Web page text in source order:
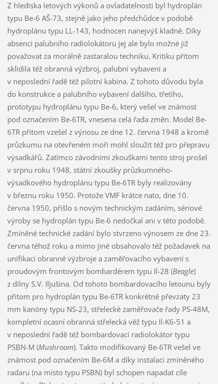
Z hlediska letových výkonů a ovladatelnosti byl hydroplán
typu Be-6 AŠ-73, stejně jako jeho předchůdce v podobě
hydroplánu typu LL-143, hodnocen nanejvýš kladně. Díky
absenci palubního radiolokátoru jej ale bylo možné již
považovat za morálně zastaralou techniku. Kritiku přitom
sklidila též obranná výzbroj, palubní vybavení a
v neposlední řadě též pilotní kabina. Z tohoto důvodu byla
do konstrukce a palubního vybavení dalšího, třetího,
prototypu hydroplánu typu Be-6, který vešel ve známost
pod označením Be-6TR, vnesena celá řada změn. Model Be-
6TR přitom vzešel z výnosu ze dne 12. června 1948 a kromě
průzkumu na otevřeném moři mohl sloužit též pro přepravu
výsadkářů. Zatímco závodními zkouškami tento stroj prošel
v srpnu roku 1948, státní zkoušky průzkumného-
výsadkového hydroplánu typu Be-6TR byly realizovány
v březnu roku 1950. Protože VMF krátce nato, dne 10.
června 1950, přišlo s novým technickým zadáním, sériové
výroby se hydroplán typu Be-6 nedočkal ani v této podobě.
Zmíněné technické zadání bylo stvrzeno výnosem ze dne 23.
června téhož roku a mimo jiné obsahovalo též požadavek na
unifikaci obranné výzbroje a zaměřovacího vybavení s
proudovým frontovým bombardérem typu Il-28 (Beagle)
z dílny S.V. Iljušina. Od tohoto bombardovacího letounu byly
přitom pro hydroplán typu Be-6TR konkrétně převzaty 23
mm kanóny typu NS-23, střelecké zaměřovače řady PS-48M,
kompletní ocasní obranná střelecká věž typu Il-K6-51 a
v neposlední řadě též bombardovací radiolokátor typu
PSBN-M (Mushroom). Takto modifikovaný Be-6TR vešel ve
známost pod označením Be-6M a díky instalaci zmíněného
radaru (na místo typu PSBN) byl schopen napadat cíle